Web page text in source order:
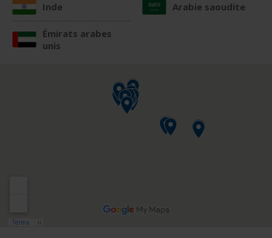
Inde Arabie saoudite
Émirats arabes
unis